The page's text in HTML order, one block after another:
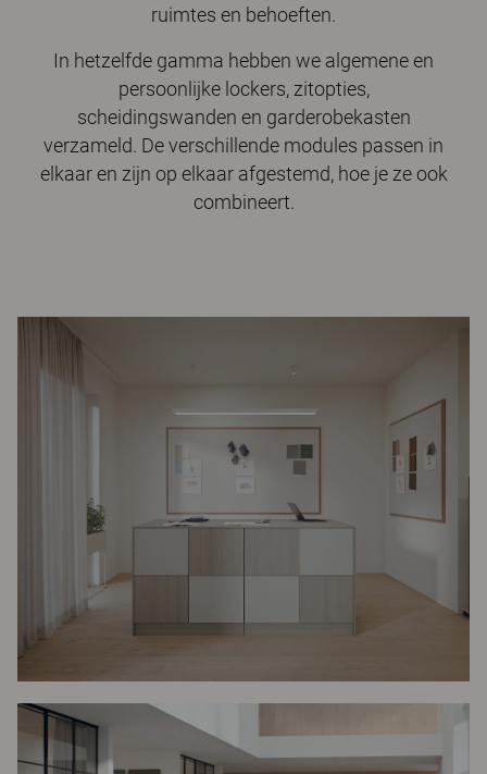
ruimtes en behoeften.
In hetzelfde gamma hebben we algemene en
persoonlijke lockers, zitopties,
scheidingswanden en garderobekasten
verzameld. De verschillende modules passen in
elkaar en zijn op elkaar afgestemd, hoe je ze ook
combineert.